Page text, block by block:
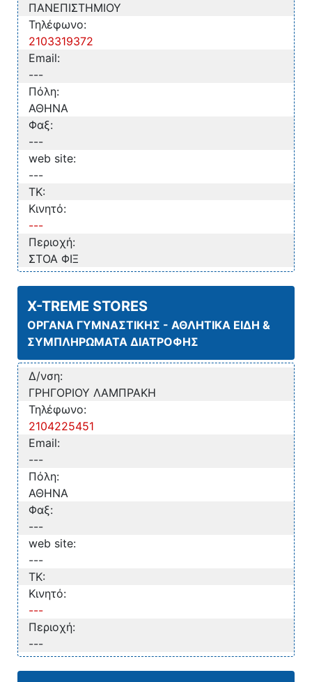
ΠΑΝΕΠΙΣΤΗΜΙΟΥ
Τηλέφωνο:
2103319372
Email:
---
Πόλη:
ΑΘΗΝΑ
Φαξ:
---
web site:
---
TK:
Κινητό:
---
Περιοχή:
ΣΤΟΑ ΦΙΞ
X-TREME STORES
ΟΡΓΑΝΑ ΓΥΜΝΑΣΤΙΚΗΣ - ΑΘΛΗΤΙΚΑ ΕΙΔΗ &
ΣΥΜΠΛΗΡΩΜΑΤΑ ΔΙΑΤΡΟΦΗΣ
Δ/νση:
ΓΡΗΓΟΡΙΟΥ ΛΑΜΠΡΑΚΗ
Τηλέφωνο:
2104225451
Email:
---
Πόλη:
ΑΘΗΝΑ
Φαξ:
---
web site:
---
TK:
Κινητό:
---
Περιοχή:
---